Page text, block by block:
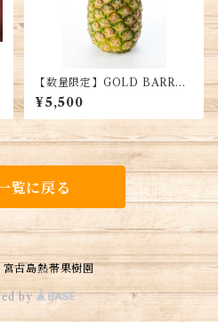
【数量限定】GOLD BARREL
パイン 1玉（1.5㎏）(税込・
送料込）
¥5,500
覧に戻る
古島熱帯果樹園
by